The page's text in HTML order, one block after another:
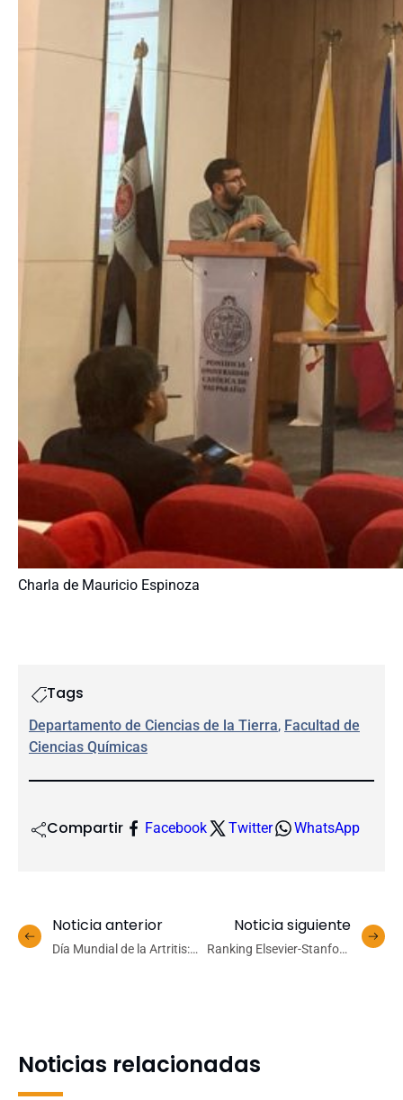
Charla de Mauricio Espinoza
Tags
Departamento de Ciencias de la Tierra, Facultad de
Ciencias Químicas
Compartir Facebook Twitter WhatsApp
Noticia anterior
Día Mundial de la Artritis:
Noticia siguiente
Ranking Elsevier-Stanford
Noticias relacionadas